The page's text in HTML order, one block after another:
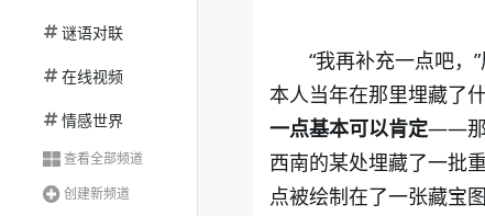
谜语对联
在线视频
情感世界
查看全部频道
创建新频道
“我再补充一点吧
本人当年在那里埋藏了
一点基本可以肯定——那
西南的某处埋藏了一批
点被绘制在了一张藏宝